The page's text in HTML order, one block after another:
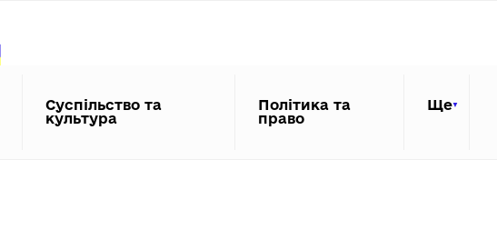
Суспільство та
культура
Політика та
право
Ще